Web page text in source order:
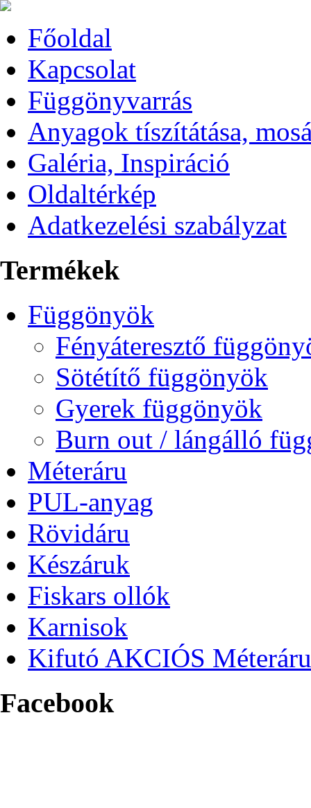
Főoldal
Kapcsolat
Függönyvarrás
Anyagok tíszítátása,
Galéria, Inspiráció
Oldaltérkép
Adatkezelési szabályzat
Termékek
Függönyök
Fényáteresztő
Sötétítő függönyök
Gyerek függönyök
Burn out / lángálló
Méteráru
PUL-anyag
Rövidáru
Készáruk
Fiskars ollók
Karnisok
Kifutó AKCIÓS Méteráru
Facebook